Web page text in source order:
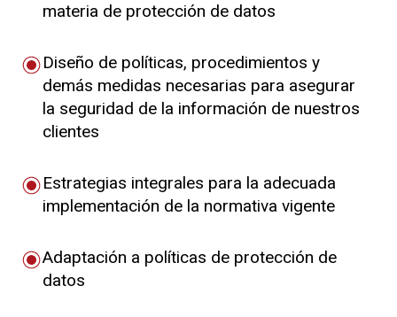
materia de protección de datos
Diseño de políticas, procedimientos y
demás medidas necesarias para asegurar
la seguridad de la información de nuestros
clientes
Estrategias integrales para la adecuada
implementación de la normativa vigente
Adaptación a políticas de protección de
datos